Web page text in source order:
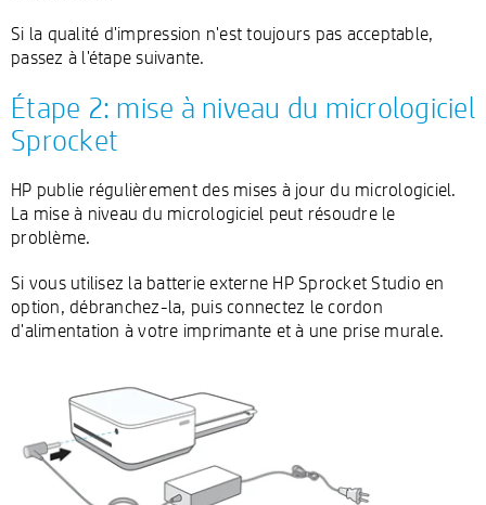
Si la qualité d'impression n'est toujours pas acceptable,
passez à l'étape suivante.
Étape 2: mise à niveau du micrologiciel
Sprocket
HP publie régulièrement des mises à jour du micrologiciel.
La mise à niveau du micrologiciel peut résoudre le
problème.
Si vous utilisez la batterie externe HP Sprocket Studio en
option, débranchez-la, puis connectez le cordon
d'alimentation à votre imprimante et à une prise murale.